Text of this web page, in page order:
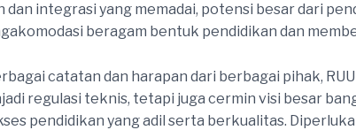
dan integrasi yang memadai, potensi besar dari
beragam bentuk pendidikan dan
catatan dan harapan dari berbagai pihak,
regulasi teknis, tetapi juga cermin visi besar
pendidikan yang adil serta berkualitas.